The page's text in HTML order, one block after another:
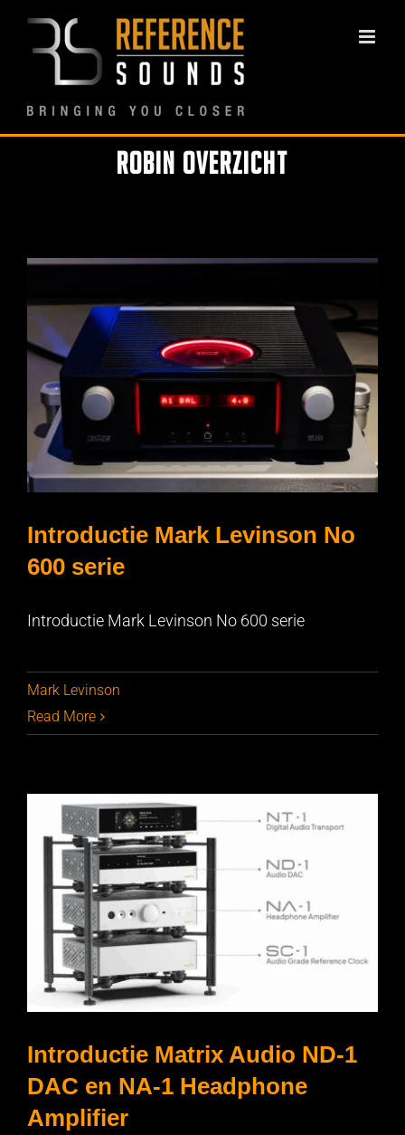
Robin overzicht
Introductie Mark Levinson No
600 serie
Introductie Mark Levinson No 600 serie
Mark Levinson
Read More
Introductie Matrix Audio ND-1
DAC en NA-1 Headphone
Amplifier